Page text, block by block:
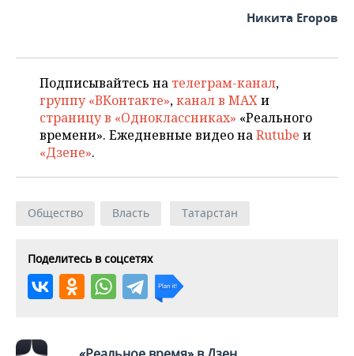
Никита Егоров
Подписывайтесь на телеграм-канал,
группу «ВКонтакте»,канал в MAXи
страницу в «Одноклассниках» «Реального
времени». Ежедневные видео наRutube и
«Дзене».
Общество Власть Татарстан
Поделитесь в соцсетях